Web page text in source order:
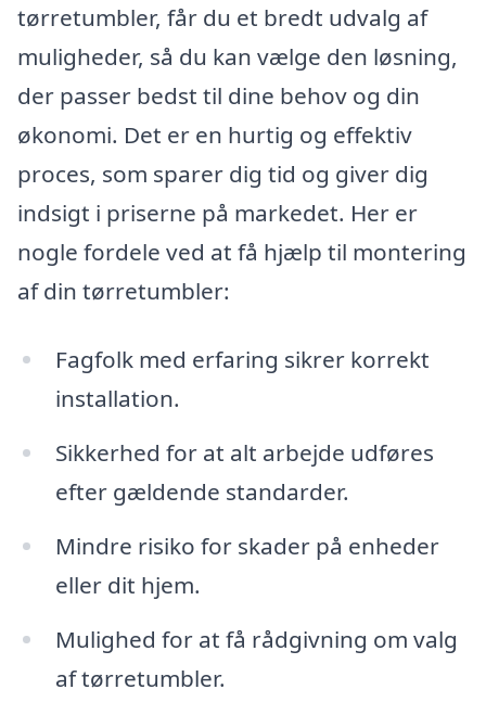
tørretumbler, får du et bredt udvalg af
muligheder, så du kan vælge den løsning,
der passer bedst til dine behov og din
økonomi. Det er en hurtig og effektiv
proces, som sparer dig tid og giver dig
indsigt i priserne på markedet. Her er
nogle fordele ved at få hjælp til montering
af din tørretumbler:
Fagfolk med erfaring sikrer korrekt
installation.
Sikkerhed for at alt arbejde udføres
efter gældende standarder.
Mindre risiko for skader på enheder
eller dit hjem.
Mulighed for at få rådgivning om valg
af tørretumbler.